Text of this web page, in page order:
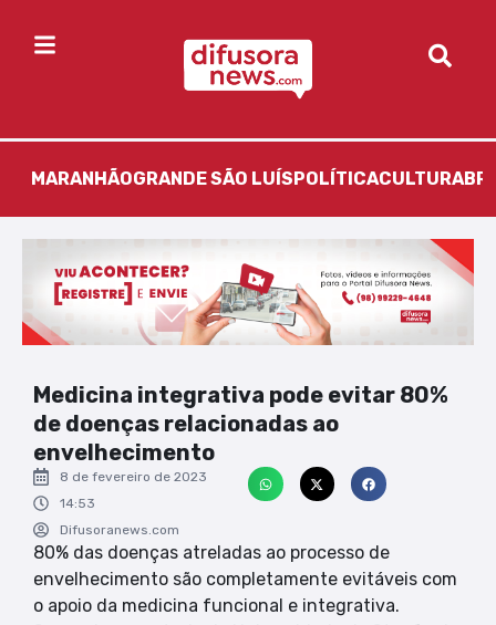
MARANHÃOGRANDE SÃO LUÍS POLÍTICACULTURA
Medicina integrativa pode evitar 80%
de doenças relacionadas ao
envelhecimento
8 de fevereiro de 2023
14:53
Difusoranews.com
80% das doenças atreladas ao processo de
envelhecimento são completamente evitáveis com
o apoio da medicina funcional e integrativa.